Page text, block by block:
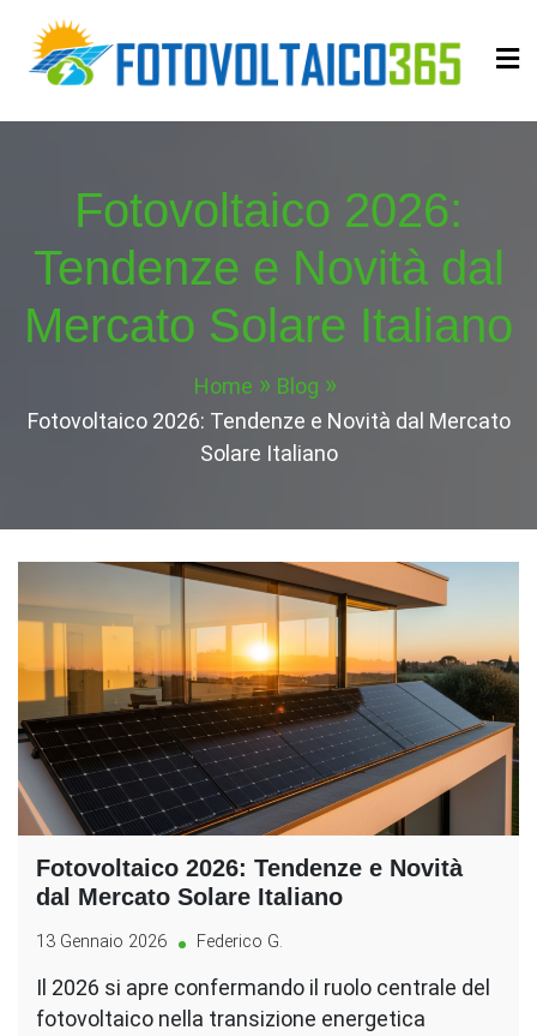
content
Fotovoltaico365
Impianto a Costo Zero Autofinanziato
Fotovoltaico 2026:
Tendenze e Novità dal
Mercato Solare Italiano
Home
Blog
Fotovoltaico 2026: Tendenze e Novità dal Mercato
Solare Italiano
Fotovoltaico 2026: Tendenze e Novità
dal Mercato Solare Italiano
13 Gennaio 2026 Federico G.
Il 2026 si apre confermando il ruolo centrale del
fotovoltaico nella transizione energetica